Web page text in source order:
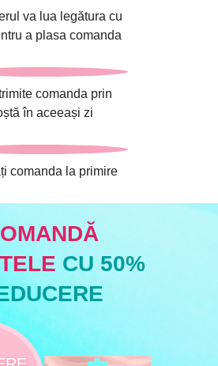
va lua legătura cu
a plasa comanda
comanda prin
în aceeași zi
comanda la primire
CU 50%